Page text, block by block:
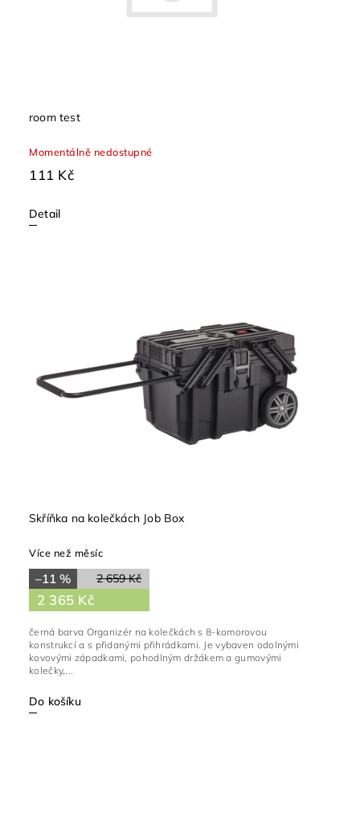
room test
Momentálně nedostupné
111 Kč
Detail
Skříňka na kolečkách Job Box
Více než měsíc
2 659 Kč
–11 %
2 365 Kč
Do košíku
černá barva Organizér na kolečkách s 8-komorovou
konstrukcí a s přidanými přihrádkami. Je vybaven odolnými
kovovými západkami, pohodlným držákem a gumovými
kolečky,...